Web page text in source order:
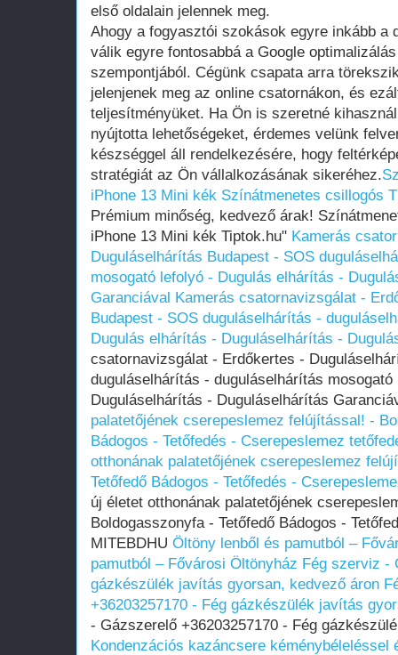
első oldalain jelennek meg.
Ahogy a fogyasztói szokások egyre inkább a
válik egyre fontosabbá a Google
szempontjából. Cégünk csapata arra
jelenjenek meg az online csatornákon, és
teljesítményüket. Ha Ön is szeretné
nyújtotta lehetőségeket, érdemes velünk
készséggel áll rendelkezésére, hogy
stratégiát az Ön vállalkozásának sikeréhez.
iPhone 13 Mini kék Színátmenetes csillogós
Prémium minőség, kedvező árak!
iPhone 13 Mini kék Tiptok.hu" Kamerás
Duguláselhárítás Budapest - SOS
mosogató lefolyó - Dugulás elhárítás -
Garanciával Kamerás csatornavizsgálat -
Budapest - SOS duguláselhárítás -
Dugulás elhárítás - Duguláselhárítás -
csatornavizsgálat - Erdőkertes -
duguláselhárítás - duguláselhárítás
Duguláselhárítás - Duguláselhárítás
palatetőjének cserepeslemez felújítással! -
Bádogos - Tetőfedés - Cserepeslemez
otthonának palatetőjének cserepeslemez
Tetőfedő Bádogos - Tetőfedés -
új életet otthonának palatetőjének
Boldogasszonyfa - Tetőfedő Bádogos -
MITEBDHU Öltöny lenből és pamutból –
pamutból – Fővárosi Öltönyház Fég szerviz -
gázkészülék javítás gyorsan, kedvező áron
+36203257170 - Fég gázkészülék javítás
- Gázszerelő +36203257170 - Fég
Kondenzációs kazáncsere